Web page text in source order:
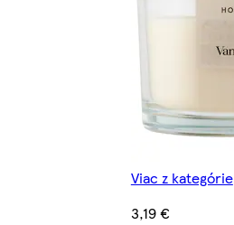
Viac z kategórie
3,19 €